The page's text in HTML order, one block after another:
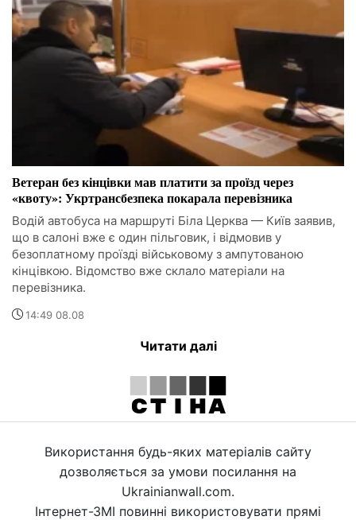
Ветеран без кінцівки мав платити за проїзд через
«квоту»: Укртрансбезпека покарала перевізника
Водій автобуса на маршруті Біла Церква — Київ заявив,
що в салоні вже є один пільговик, і відмовив у
безоплатному проїзді військовому з ампутованою
кінцівкою. Відомство вже склало матеріали на
перевізника.
14:49 08.08
Читати далі
Використання будь-яких матеріалів сайту
дозволяється за умови посилання на
Ukrainianwall.com.
Інтернет-ЗМІ повинні використовувати прямі